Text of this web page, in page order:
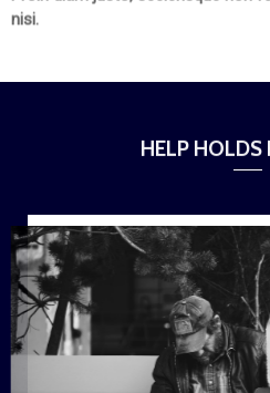
nisi.
HELP HOLDS